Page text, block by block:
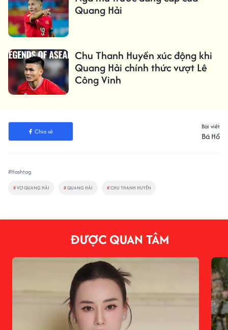
Quang Hải
Chu Thanh Huyền xúc động khi
Quang Hải chính thức vượt Lê
Công Vinh
Chia sẻ
Bài viết
Bá Hổ
#Hashtag
#VỢ QUANG HẢI #QUANG HẢI #CHU THANH HUYỀN
ĐƯỢC QUAN TÂM